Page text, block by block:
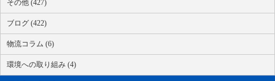
その他 (427)
ブログ (422)
物流コラム (6)
環境への取り組み (4)